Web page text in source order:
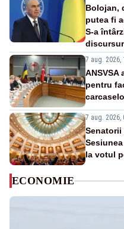
Bolojan,
putea fi
S-a
7 aug. 2026,
ANSVSA
pentru
7 aug. 2026,
Senatorii
la votul
ECONOMIE